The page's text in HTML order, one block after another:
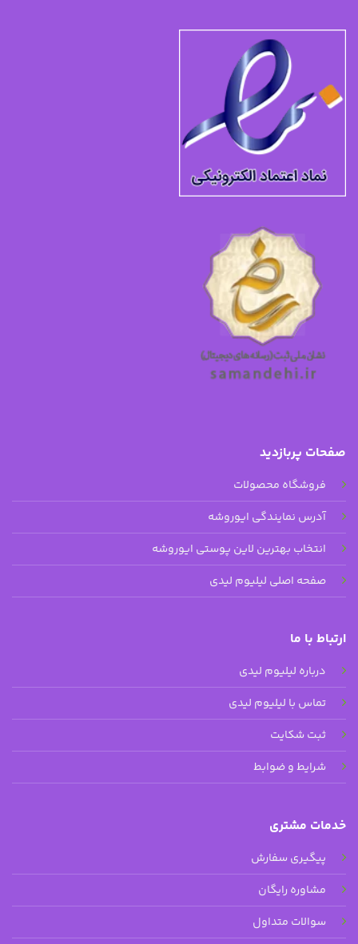
ارتباط با ما
درباره لیلیوم لیدی
تماس با لیلیوم لیدی
ثبت شکایت
شرایط و ضوابط
خدمات مشتری
پیگیری سفارش
مشاوره رایگان
سوالات متداول
صفحات پربازدید
فروشگاه محصولات
آدرس نمایندگی ایوروشه
انتخاب بهترین لاین پوستی ایوروشه
صفحه اصلی لیلیوم لیدی